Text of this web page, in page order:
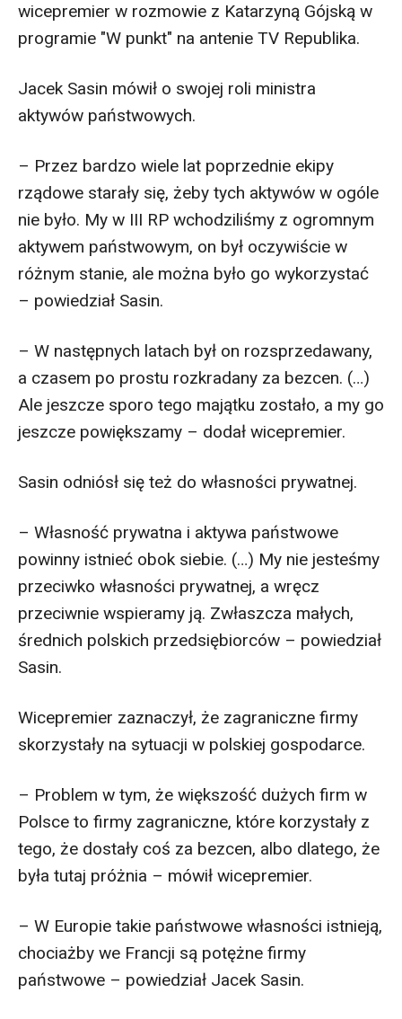
wicepremier w rozmowie z Katarzyną Gójską w
programie "W punkt" na antenie TV Republika.
Jacek Sasin mówił o swojej roli ministra
aktywów państwowych.
– Przez bardzo wiele lat poprzednie ekipy
rządowe starały się, żeby tych aktywów w ogóle
nie było. My w III RP wchodziliśmy z ogromnym
aktywem państwowym, on był oczywiście w
różnym stanie, ale można było go wykorzystać
– powiedział Sasin.
– W następnych latach był on rozsprzedawany,
a czasem po prostu rozkradany za bezcen. (…)
Ale jeszcze sporo tego majątku zostało, a my go
jeszcze powiększamy – dodał wicepremier.
Sasin odniósł się też do własności prywatnej.
– Własność prywatna i aktywa państwowe
powinny istnieć obok siebie. (…) My nie jesteśmy
przeciwko własności prywatnej, a wręcz
przeciwnie wspieramy ją. Zwłaszcza małych,
średnich polskich przedsiębiorców – powiedział
Sasin.
Wicepremier zaznaczył, że zagraniczne firmy
skorzystały na sytuacji w polskiej gospodarce.
– Problem w tym, że większość dużych firm w
Polsce to firmy zagraniczne, które korzystały z
tego, że dostały coś za bezcen, albo dlatego, że
była tutaj próżnia – mówił wicepremier.
– W Europie takie państwowe własności istnieją,
chociażby we Francji są potężne firmy
państwowe – powiedział Jacek Sasin.